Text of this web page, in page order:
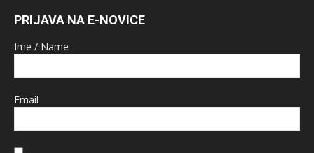
PRIJAVA NA E-NOVICE
Ime / Name
Email